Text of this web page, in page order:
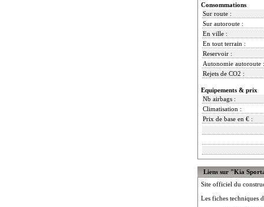
Consommations
Sur route :
Sur autoroute :
En ville :
En tout terrain :
Reservoir :
Autonomie autoroute :
Rejets de CO2 :
Equipements & prix
Nb airbags :
Climatisation :
Prix de base en € :
Liens sur "Kia
Site officiel du
Les fiches techniques